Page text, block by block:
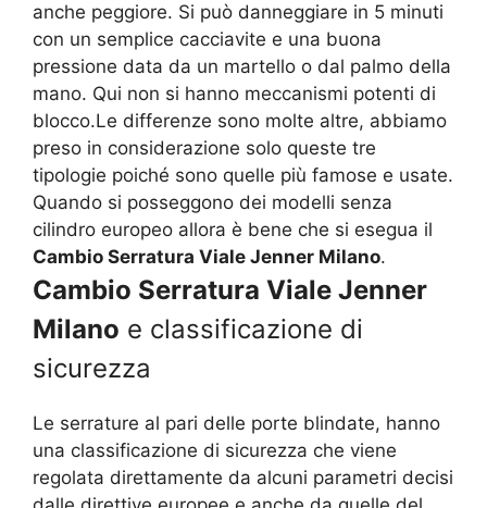
anche peggiore. Si può danneggiare in 5 minuti
con un semplice cacciavite e una buona
pressione data da un martello o dal palmo della
mano. Qui non si hanno meccanismi potenti di
blocco.Le differenze sono molte altre, abbiamo
preso in considerazione solo queste tre
tipologie poiché sono quelle più famose e usate.
Quando si posseggono dei modelli senza
cilindro europeo allora è bene che si esegua il
Cambio Serratura Viale Jenner Milano.
Cambio Serratura Viale Jenner
Milano e classificazione di
sicurezza
Le serrature al pari delle porte blindate, hanno
una classificazione di sicurezza che viene
regolata direttamente da alcuni parametri decisi